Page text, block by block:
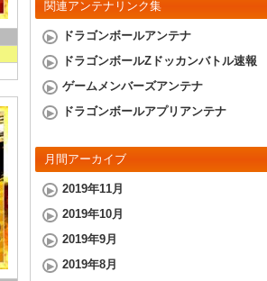
関連アンテナリンク集
ドラゴンボールアンテナ
ドラゴンボールZドッカンバトル速報
ゲームメンバーズアンテナ
ドラゴンボールアプリアンテナ
月間アーカイブ
2019年11月
2019年10月
2019年9月
2019年8月